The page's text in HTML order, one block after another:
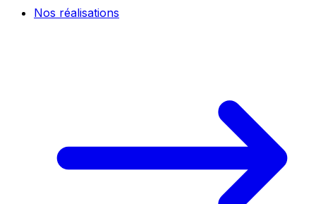
Nos réalisations